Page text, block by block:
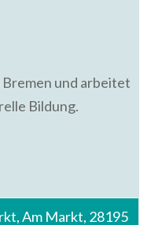
Bremen und arbeitet
Bildung.
Am Markt, 28195